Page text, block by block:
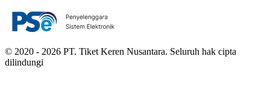
© 2020 - 2026 PT. Tiket Keren Nusantara. Seluruh hak cipta
dilindungi